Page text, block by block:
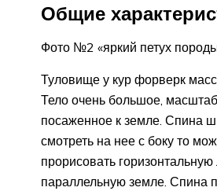
Общие
Фото №2 «яркий петух
Туловище у кур форверк
Тело очень большое,
посаженное к земле. Спина
смотреть на нее с боку то
прорисовать
параллельную земле. Спина